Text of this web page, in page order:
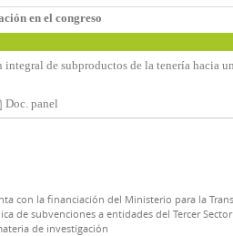
en el congreso
integral de subproductos de la tenería hacia
Doc. panel
con la financiación del Ministerio para la
de subvenciones a entidades del Tercer
de investigación